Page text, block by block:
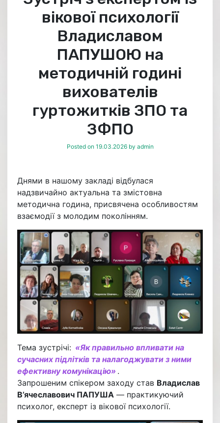
вікової психології
Владиславом
ПАПУШОЮ на
методичній годині
вихователів
гуртожитків ЗПО та
ЗФПО
Posted on 19.03.2026by admin
Днями в нашому закладі відбулася
надзвичайно актуальна та змістовна
методична година, присвячена особливостям
взаємодії з молодим поколінням.
Тема зустрічі: «Як правильно впливати на
сучасних підлітків та налагоджувати з ними
ефективну комунікацію» .
Запрошеним спікером заходу став Владислав
В’ячеславович ПАПУША — практикуючий
психолог, експерт із вікової психології.